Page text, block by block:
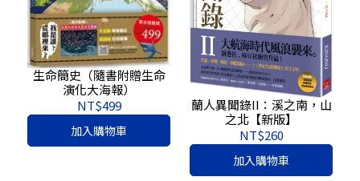
生命簡史（隨書附贈生命
演化大海報）
NT$499
加入購物車
蘭人異聞錄II：溪之南，山
之北【新版】
NT$260
加入購物車